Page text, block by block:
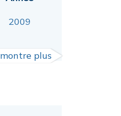
2009
montre plus